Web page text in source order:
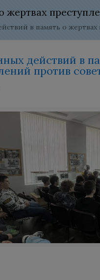
в память о
действий в
против